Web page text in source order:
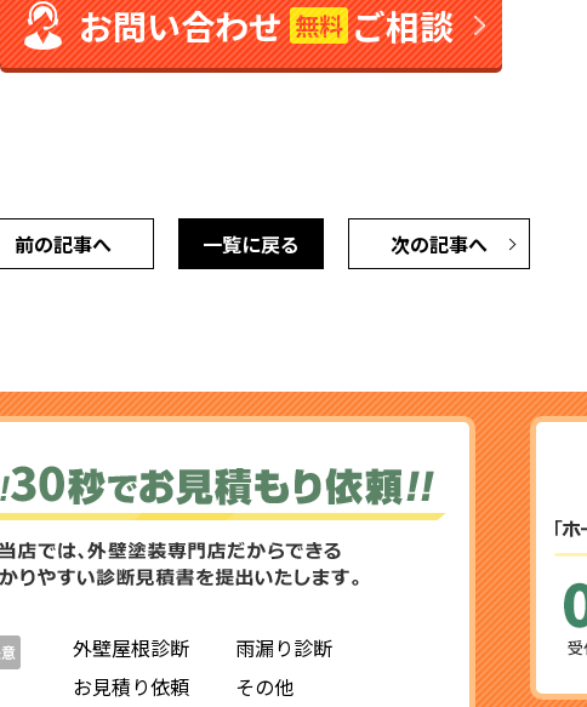
お問い合わせ無料 ご相談
前の記事へ 次の記事へ
一覧に戻る
外壁屋根診断
雨漏り診断
お見積り依頼
その他